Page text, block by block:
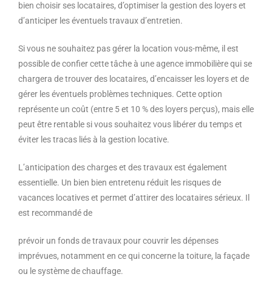
bien choisir ses locataires, d’optimiser la gestion des loyers et
d’anticiper les éventuels travaux d’entretien.
Si vous ne souhaitez pas gérer la location vous-même, il est
possible de confier cette tâche à une agence immobilière qui se
chargera de trouver des locataires, d’encaisser les loyers et de
gérer les éventuels problèmes techniques. Cette option
représente un coût (entre 5 et 10 % des loyers perçus), mais elle
peut être rentable si vous souhaitez vous libérer du temps et
éviter les tracas liés à la gestion locative.
L’anticipation des charges et des travaux est également
essentielle. Un bien bien entretenu réduit les risques de
vacances locatives et permet d’attirer des locataires sérieux. Il
est recommandé de
prévoir un fonds de travaux pour couvrir les dépenses
imprévues, notamment en ce qui concerne la toiture, la façade
ou le système de chauffage.